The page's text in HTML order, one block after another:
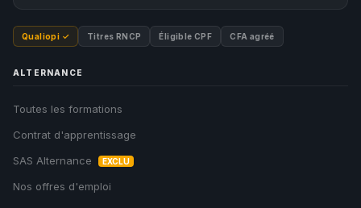
s'affichent pas.
YouTube Vimeo
Permettent d'afficher la carte du campus.
Google Maps
📊 Analytics
Qualiopi ✓ Titres RNCP Éligible CPF CFA agréé
ALTERNANCE
Toutes les formations
Contrat d'apprentissage
SAS Alternance
EXCLU
Nos offres d'emploi